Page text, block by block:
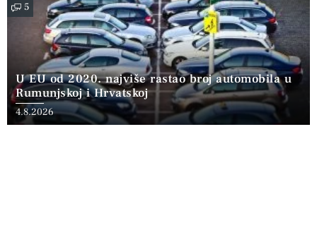
5
U EU od 2020. najviše rastao broj automobila u
Rumunjskoj i Hrvatskoj
4.8.2026